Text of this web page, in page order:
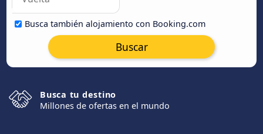
Busca también alojamiento con Booking.com
Buscar
Busca tu destino
Millones de ofertas en el mundo